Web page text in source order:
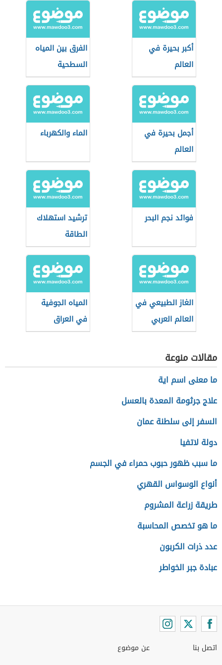
أكبر بحيرة في
العالم
الفرق بين المياه
السطحية
والجوفية
أجمل بحيرة في
العالم
الماء والكهرباء
فوائد نجم البحر
ترشيد استهلاك
الطاقة
الغاز الطبيعي في
العالم العربي
المياه الجوفية
في العراق
مقالات منوعة
ما معنى اسم اية
علاج جرثومة المعدة بالعسل
السفر إلى سلطنة عمان
دولة لاتفيا
ما سبب ظهور حبوب حمراء في الجسم
أنواع الوسواس القهري
طريقة زراعة المشروم
ما هو تخصص المحاسبة
عدد ذرات الكربون
عبادة جبر الخواطر
اتصل بنا
عن موضوع